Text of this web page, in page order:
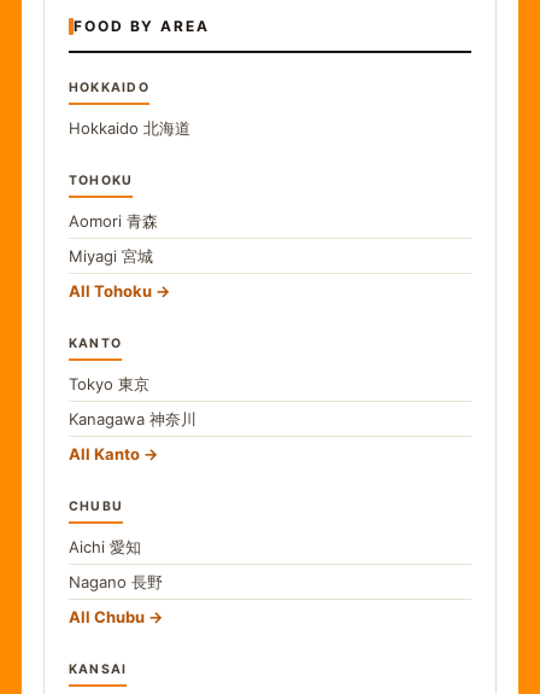
FOOD BY AREA
HOKKAIDO
Hokkaido 北海道
TOHOKU
Aomori 青森
Miyagi 宮城
All Tohoku
KANTO
Tokyo 東京
Kanagawa 神奈川
All Kanto
CHUBU
Aichi 愛知
Nagano 長野
All Chubu
KANSAI